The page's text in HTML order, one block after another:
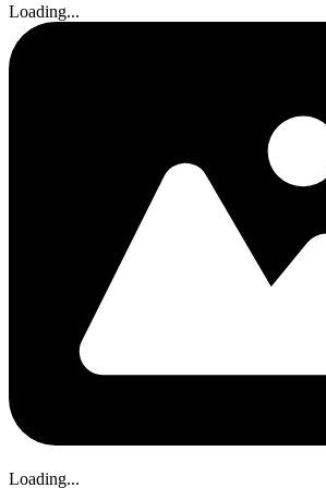
Loading...
Loading...